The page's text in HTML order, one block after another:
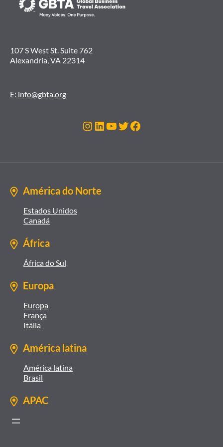
107 S West St. Suite 762
Alexandria, VA 22314
E: info@gbta.org
Instagram
LinkedIn
Youtube
Twitter
Facebook
América do Norte
Estados Unidos
Canadá
África
África do Sul
Europa
Europa
França
Itália
América latina
América latina
Brasil
APAC